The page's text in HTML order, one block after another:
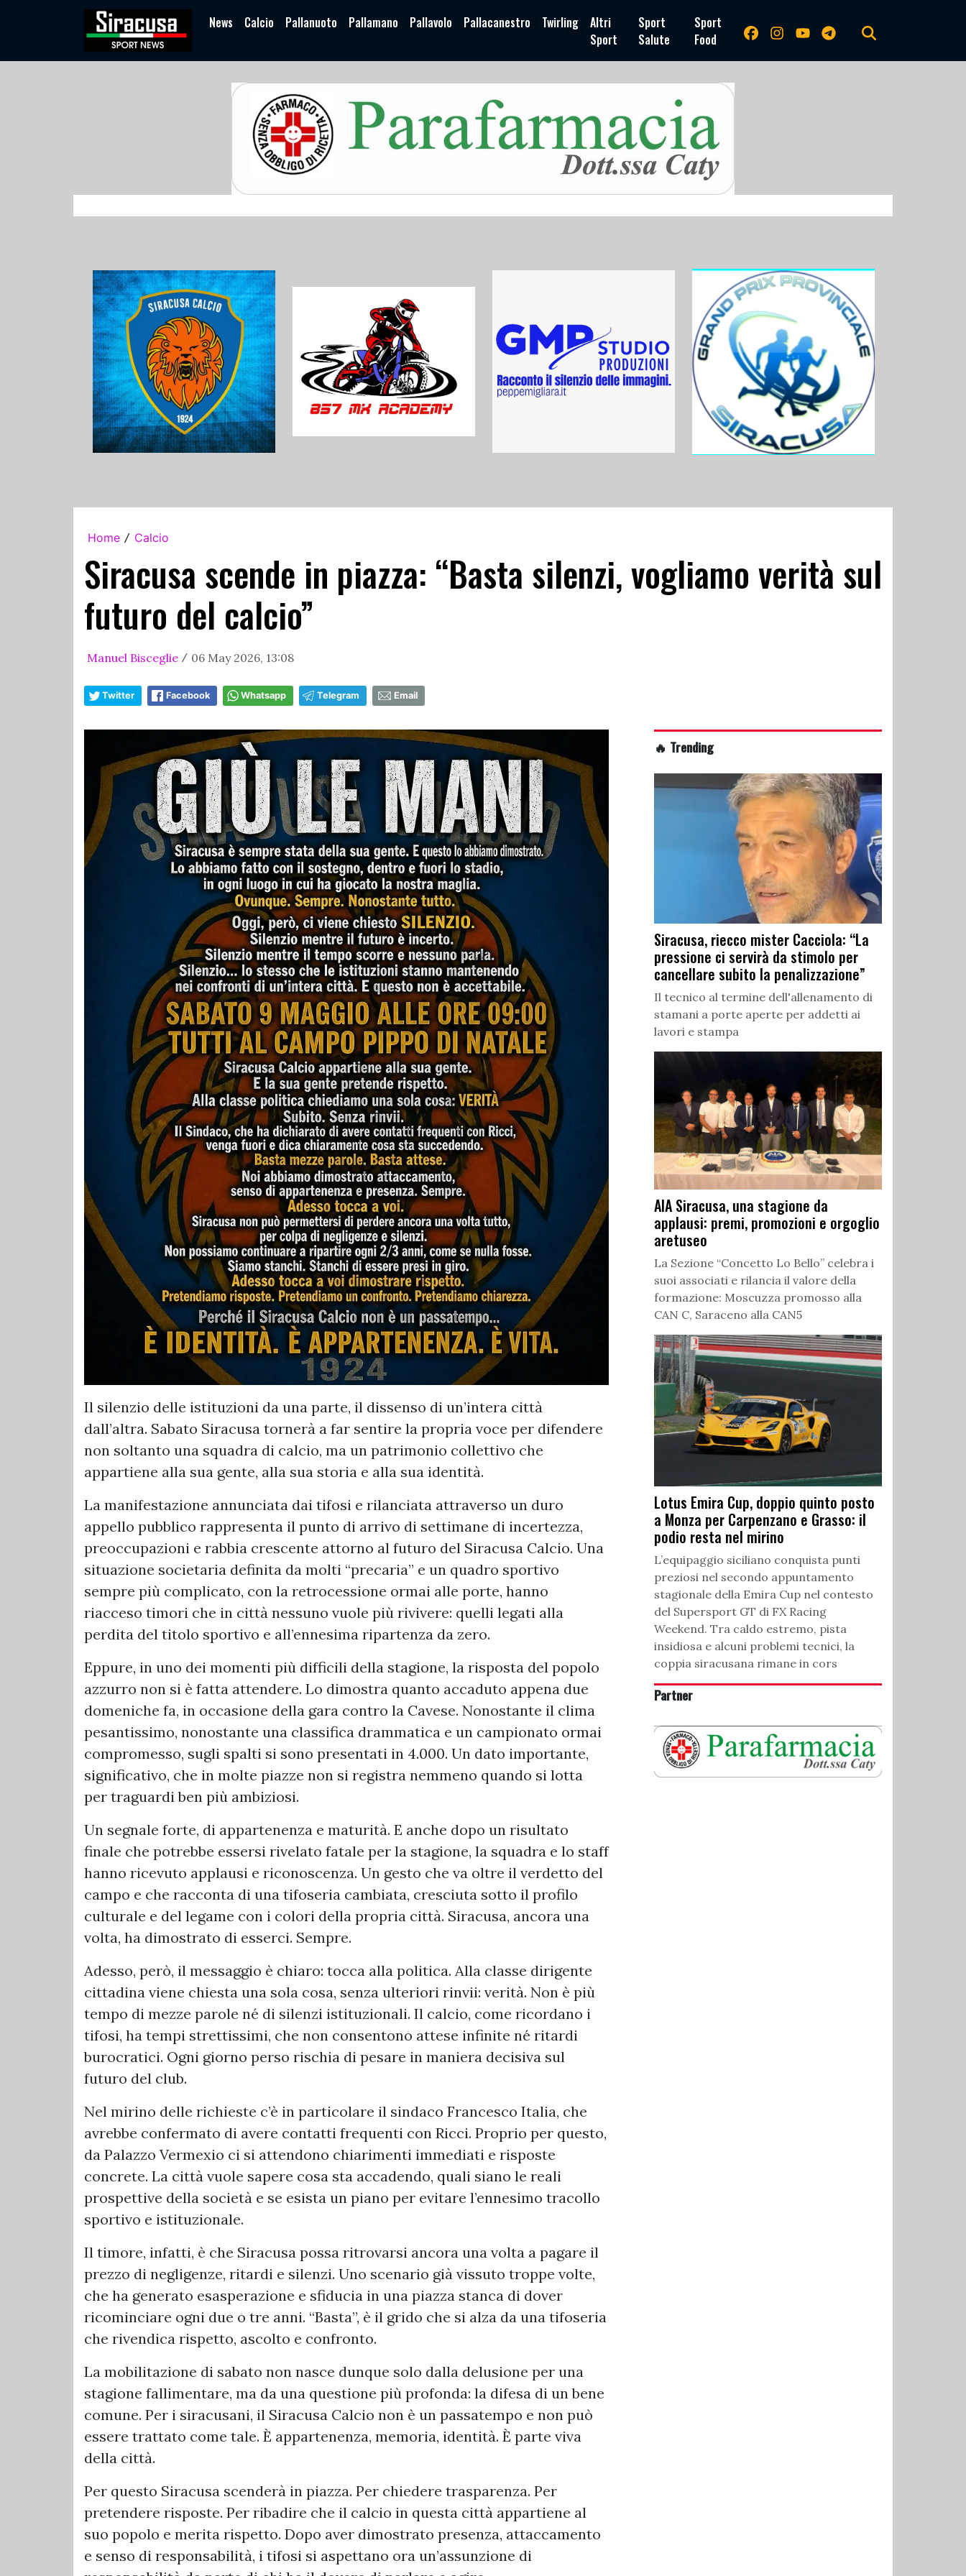
News Calcio Pallanuoto Pallamano Pallavolo Pallacanestro Twirling
Altri
Sport
Sport
Salute
Sport
Food
Home / Calcio
Siracusa scende in piazza: “Basta silenzi, vogliamo verità sul
futuro del calcio”
Manuel Bisceglie / 06 May 2026, 13:08
Twitter Facebook Whatsapp Telegram Email
Il silenzio delle istituzioni da una parte, il dissenso di un’intera città
dall’altra. Sabato Siracusa tornerà a far sentire la propria voce per difendere
non soltanto una squadra di calcio, ma un patrimonio collettivo che
appartiene alla sua gente, alla sua storia e alla sua identità.
La manifestazione annunciata dai tifosi e rilanciata attraverso un duro
appello pubblico rappresenta il punto di arrivo di settimane di incertezza,
preoccupazioni e rabbia crescente attorno al futuro del Siracusa Calcio. Una
situazione societaria definita da molti “precaria” e un quadro sportivo
sempre più complicato, con la retrocessione ormai alle porte, hanno
riacceso timori che in città nessuno vuole più rivivere: quelli legati alla
perdita del titolo sportivo e all’ennesima ripartenza da zero.
Eppure, in uno dei momenti più difficili della stagione, la risposta del popolo
azzurro non si è fatta attendere. Lo dimostra quanto accaduto appena due
domeniche fa, in occasione della gara contro la Cavese. Nonostante il clima
pesantissimo, nonostante una classifica drammatica e un campionato ormai
compromesso, sugli spalti si sono presentati in 4.000. Un dato importante,
significativo, che in molte piazze non si registra nemmeno quando si lotta
per traguardi ben più ambiziosi.
Un segnale forte, di appartenenza e maturità. E anche dopo un risultato
finale che potrebbe essersi rivelato fatale per la stagione, la squadra e lo staff
hanno ricevuto applausi e riconoscenza. Un gesto che va oltre il verdetto del
campo e che racconta di una tifoseria cambiata, cresciuta sotto il profilo
culturale e del legame con i colori della propria città. Siracusa, ancora una
volta, ha dimostrato di esserci. Sempre.
Adesso, però, il messaggio è chiaro: tocca alla politica. Alla classe dirigente
cittadina viene chiesta una sola cosa, senza ulteriori rinvii: verità. Non è più
tempo di mezze parole né di silenzi istituzionali. Il calcio, come ricordano i
tifosi, ha tempi strettissimi, che non consentono attese infinite né ritardi
burocratici. Ogni giorno perso rischia di pesare in maniera decisiva sul
futuro del club.
Nel mirino delle richieste c’è in particolare il sindaco Francesco Italia, che
avrebbe confermato di avere contatti frequenti con Ricci. Proprio per questo,
da Palazzo Vermexio ci si attendono chiarimenti immediati e risposte
concrete. La città vuole sapere cosa sta accadendo, quali siano le reali
prospettive della società e se esista un piano per evitare l’ennesimo tracollo
sportivo e istituzionale.
Il timore, infatti, è che Siracusa possa ritrovarsi ancora una volta a pagare il
prezzo di negligenze, ritardi e silenzi. Uno scenario già vissuto troppe volte,
che ha generato esasperazione e sfiducia in una piazza stanca di dover
ricominciare ogni due o tre anni. “Basta”, è il grido che si alza da una tifoseria
che rivendica rispetto, ascolto e confronto.
La mobilitazione di sabato non nasce dunque solo dalla delusione per una
stagione fallimentare, ma da una questione più profonda: la difesa di un bene
comune. Per i siracusani, il Siracusa Calcio non è un passatempo e non può
essere trattato come tale. È appartenenza, memoria, identità. È parte viva
della città.
Per questo Siracusa scenderà in piazza. Per chiedere trasparenza. Per
pretendere risposte. Per ribadire che il calcio in questa città appartiene al
suo popolo e merita rispetto. Dopo aver dimostrato presenza, attaccamento
e senso di responsabilità, i tifosi si aspettano ora un’assunzione di
🔥 Trending
Siracusa, riecco mister Cacciola: “La
pressione ci servirà da stimolo per
cancellare subito la penalizzazione”
Il tecnico al termine dell'allenamento di
stamani a porte aperte per addetti ai
lavori e stampa
AIA Siracusa, una stagione da
applausi: premi, promozioni e orgoglio
aretuseo
La Sezione “Concetto Lo Bello” celebra i
suoi associati e rilancia il valore della
formazione: Moscuzza promosso alla
CAN C, Saraceno alla CAN5
Lotus Emira Cup, doppio quinto posto
a Monza per Carpenzano e Grasso: il
podio resta nel mirino
L’equipaggio siciliano conquista punti
preziosi nel secondo appuntamento
stagionale della Emira Cup nel contesto
del Supersport GT di FX Racing
Weekend. Tra caldo estremo, pista
insidiosa e alcuni problemi tecnici, la
coppia siracusana rimane in cors
Partner